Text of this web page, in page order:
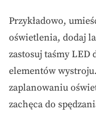
Przykładowo,
oświetlenia, dodaj
zastosuj taśmy
elementów
zaplanowaniu
zachęca do